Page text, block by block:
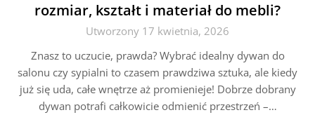
rozmiar, kształt i materiał do mebli?
Utworzony 17 kwietnia, 2026
Znasz to uczucie, prawda? Wybrać idealny dywan do
salonu czy sypialni to czasem prawdziwa sztuka, ale kiedy
już się uda, całe wnętrze aż promienieje! Dobrze dobrany
dywan potrafi całkowicie odmienić przestrzeń –…